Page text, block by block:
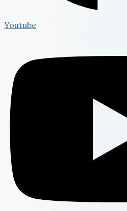
Youtube